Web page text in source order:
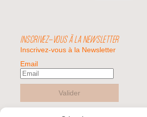
INSCRIVEZ-VOUS À LA NEWSLETTER
Inscrivez-vous à la Newsletter
Email
Valider